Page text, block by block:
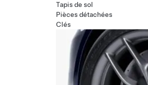
Tapis de sol
Pièces détachées
Clés